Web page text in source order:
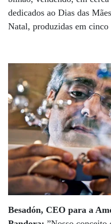
dedicados ao Dias das
Natal, produzidas em
Besadón, CEO para a